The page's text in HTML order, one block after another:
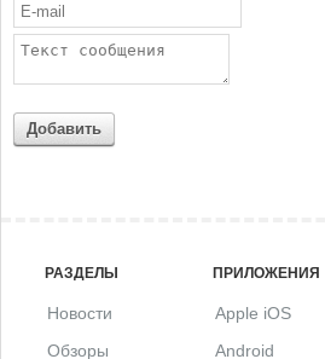
Добавить
РАЗДЕЛЫ
Новости
Обзоры
ПРИЛОЖЕНИЯ
Apple iOS
Android